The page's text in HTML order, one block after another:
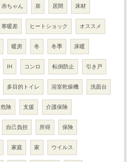
赤ちゃん 扉 居間 床材
寒暖差 ヒートショック オススメ
暖房 冬 冬季 床暖
IH コンロ 転倒防止 引き戸
多目的トイレ 浴室乾燥機 洗面台
危険 支援 介護保険
自己負担 所得 保険
家庭 家 ウイルス